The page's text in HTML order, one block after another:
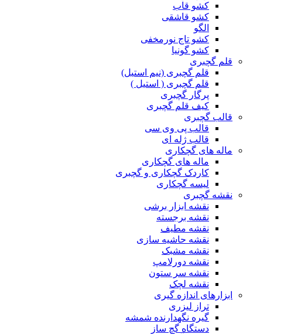
کشو قاب
کشو قاشقی
الگو
کشو تاج نورمخفی
کشو گونیا
قلم گچبری
قلم گچبری (نیم استیل)
قلم گچبری ( استیل )
پرگار گچبری
کیف قلم گچبری
قالب گچبری
قالب پی وی سی
قالب ژله ای
ماله های گچکاری
ماله های گچکاری
کاردک گچکاری و گچبری
لیسه گچکاری
نقشه گچبری
نقشه ابزار برشی
نقشه برجسته
نقشه مطیف
نقشه حاشیه سازی
نقشه مشبک
نقشه دورلامپ
نقشه سر ستون
نقشه لچک
ابزارهای اندازه گیری
تراز لیزری
گیره نگهدارنده شمشه
دستگاه گچ ساز